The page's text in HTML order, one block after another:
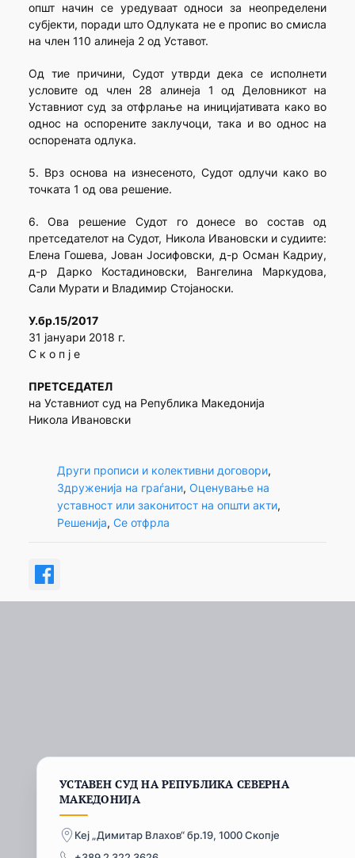
општ начин се уредуваат односи за неопределени
субјекти, поради што Одлуката не е пропис во смисла
на член 110 алинеја 2 од Уставот.
Од тие причини, Судот утврди дека се исполнети
условите од член 28 алинеја 1 од Деловникот на
Уставниот суд за отфрлање на иницијативата како во
однос на оспорените заклучоци, така и во однос на
оспорената одлука.
5. Врз основа на изнесеното, Судот одлучи како во
точката 1 од ова решение.
6. Ова решение Судот го донесе во состав од
претседателот на Судот, Никола Ивановски и судиите:
Елена Гошева, Јован Јосифовски, д-р Осман Кадриу,
д-р Дарко Костадиновски, Вангелина Маркудова,
Сали Мурати и Владимир Стојаноски.
У.бр.15/2017
31 јануари 2018 г.
С к о п ј е
ПРЕТСЕДАТЕЛ
на Уставниот суд на Република Македонија
Никола Ивановски
Други прописи и колективни договори
Здруженија на граѓани, Оценување на
уставност или законитост на општи акти
Решенија, Се отфрла
УСТАВЕН СУД НА РЕПУБЛИКА СЕВЕРНА
МАКЕДОНИЈА
Кеј „Димитар Влахов“ бр.19, 1000 Скопје